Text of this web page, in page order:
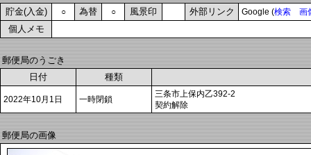
貯金(入金) ○ 為替 ○ 風景印 外部リンク Google (検索 画
個人メモ
郵便局のうごき
日付
種類
2022年10月1日 一時閉鎖
三条市上保内乙392-2
契約解除
郵便局の画像